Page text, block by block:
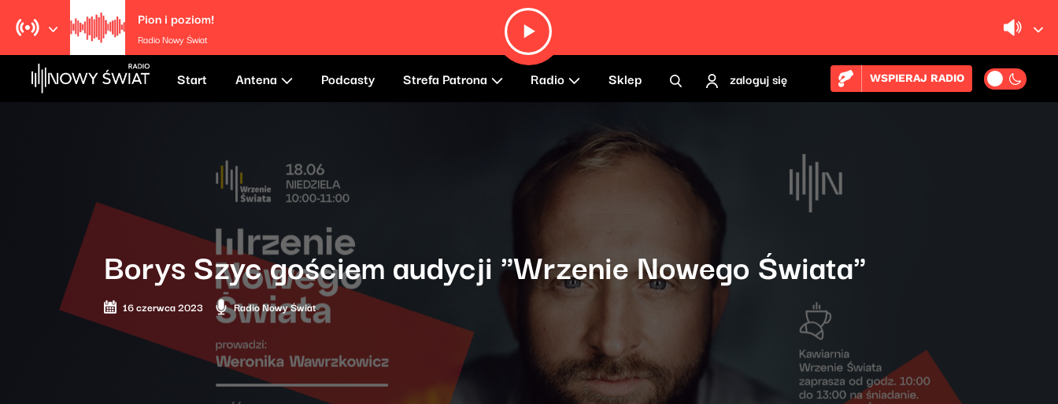
Pion i poziom!
Radio Nowy Świat
Start Antena Podcasty Strefa Patrona Radio Sklep zaloguj się WSPIERAJ RADIO
Borys Szyc gościem audycji "Wrzenie Nowego Świata"
16 czerwca 2023 Radio Nowy Świat